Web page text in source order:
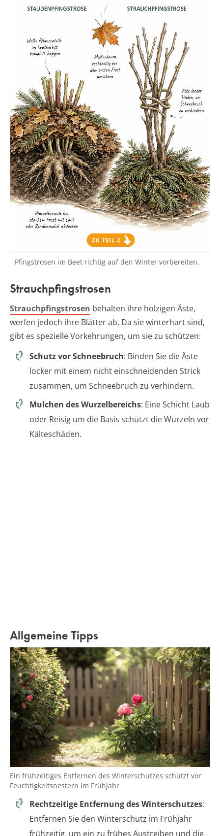
Pfingstrosen im Beet richtig auf den Winter vorbereiten.
Strauchpfingstrosen
Strauchpfingstrosen behalten ihre holzigen Äste,
werfen jedoch ihre Blätter ab. Da sie winterhart sind,
gibt es spezielle Vorkehrungen, um sie zu schützen:
Schutz vor Schneebruch: Binden Sie die Äste
locker mit einem nicht einschneidenden Strick
zusammen, um Schneebruch zu verhindern.
Mulchen des Wurzelbereichs: Eine Schicht Laub
oder Reisig um die Basis schützt die Wurzeln vor
Kälteschäden.
Allgemeine Tipps
Ein frühzeitiges Entfernen des Winterschutzes schützt vor
Feuchtigkeitsnestern im Frühjahr
Rechtzeitige Entfernung des Winterschutzes:
Entfernen Sie den Winterschutz im Frühjahr
frühzeitig, um ein zu frühes Austreiben und die